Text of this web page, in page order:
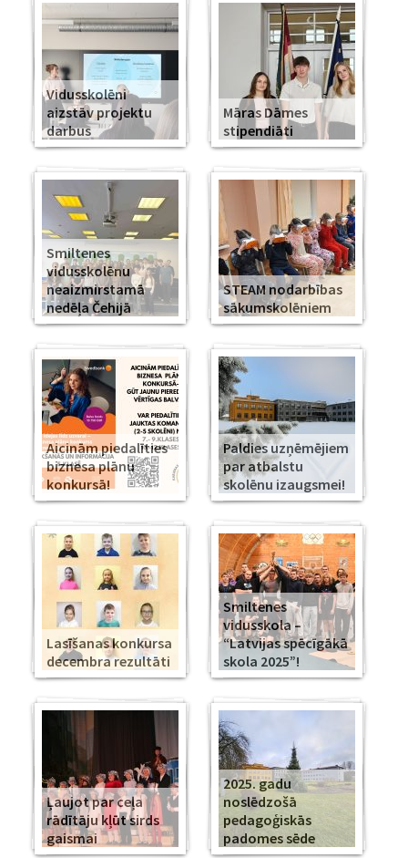
Vidusskolēni
aizstāv projektu
darbus
Māras Dāmes
stipendiāti
Smiltenes
vidusskolēnu
neaizmirstamā
nedēļa Čehijā
STEAM nodarbības
sākumskolēniem
Aicinām piedalīties
biznesa plānu
konkursā!
Paldies uzņēmējiem
par atbalstu
skolēnu izaugsmei!
Lasīšanas konkursa
decembra rezultāti
Smiltenes
vidusskola –
“Latvijas spēcīgākā
skola 2025”!
Ļaujot par ceļa
rādītāju kļūt sirds
gaismai
2025. gadu
noslēdzošā
pedagoģiskās
padomes sēde